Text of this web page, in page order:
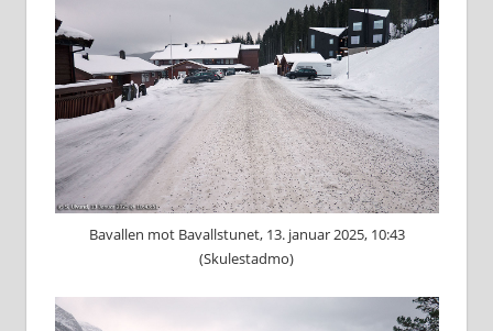
Bavallen mot Bavallstunet, 13. januar 2025, 10:43
(Skulestadmo)